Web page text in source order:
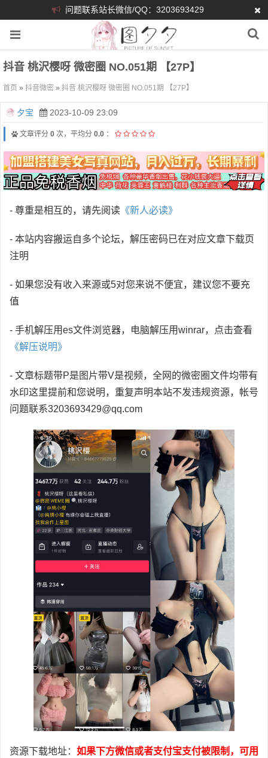
问题联系站长微信/QQ：3203693429
抖音 桃沢樱呀 微密圈 NO.051期 【27P】
首页 » 抖音微密 » 抖音 桃沢樱呀 微密圈 NO.051期 【27P】
夕宝 2023-10-09 23:09
文章评分 0 次，平均分 0.0 ：
- 尊重是相互的，请先阅读 《新人必读》
- 本站内容搬运自多个论坛，解压密码已在对应文章下载页
注明
- 如果您没有收入来源或5对您来说不便宜，建议您不要充
值
- 手机解压用es文件浏览器，电脑解压用winrar，点击查看
《解压说明》
- 文章标题带P是图片带V是视频，全网的微密圈文件均带有
水印这里提前和您说明，重复声明本站不发违规资源，帐号
问题联系3203693429@qq.com
资源下载地址： 如果下方微信或者支付宝支付被限制，可用